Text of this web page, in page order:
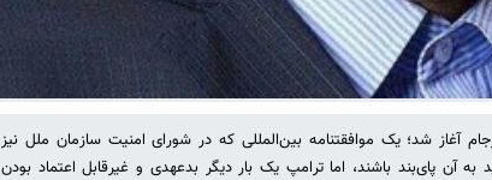
آغاز شد؛ یک موافقتنامه بین‌المللی که در شورای امنیت سازمان ملل نیز
آن پای‌بند باشند، اما ترامپ یک بار دیگر بدعهدی و غیرقابل اعتماد بودن